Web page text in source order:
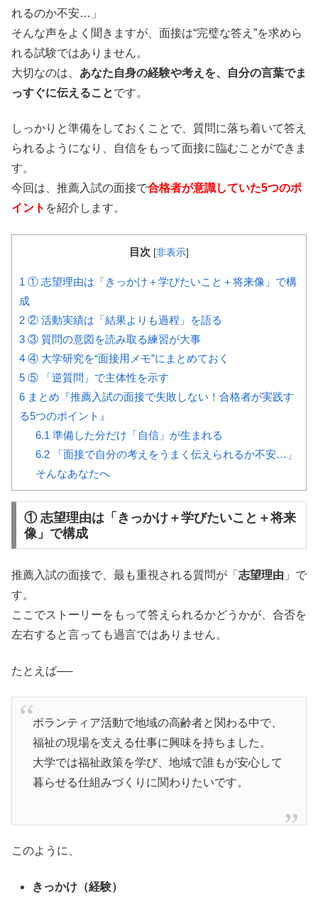
れるのか不安…」
そんな声をよく聞きますが、面接は“完璧な答え”を求めら
れる試験ではありません。
大切なのは、 あなた自身の経験や考えを、自分の言葉でま
っすぐに伝えることです。
しっかりと準備をしておくことで、質問に落ち着いて答え
られるようになり、自信をもって面接に臨むことができま
す。
今回は、推薦入試の面接で合格者が意識していた5つのポ
イント を紹介します。
目次 [非表示]
1 ① 志望理由は「きっかけ＋学びたいこと＋将来像」で構
成
2 ② 活動実績は「結果よりも過程」を語る
3 ③ 質問の意図を読み取る練習が大事
4 ④ 大学研究を“面接用メモ”にまとめておく
5 ⑤ 「逆質問」で主体性を示す
6 まとめ『推薦入試の面接で失敗しない！合格者が実践す
る5つのポイント』
6.1 準備した分だけ「自信」が生まれる
6.2「面接で自分の考えをうまく伝えられるか不安…」
そんなあなたへ
① 志望理由は「きっかけ＋学びたいこと＋将来
像」で構成
推薦入試の面接で、最も重視される質問が「 志望理由 」で
す。
ここでストーリーをもって答えられるかどうかが、合否を
左右すると言っても過言ではありません。
たとえば──
ボランティア活動で地域の高齢者と関わる中で、
福祉の現場を支える仕事に興味を持ちました。
大学では福祉政策を学び、地域で誰もが安心して
暮らせる仕組みづくりに関わりたいです。
このように、
きっかけ（経験）